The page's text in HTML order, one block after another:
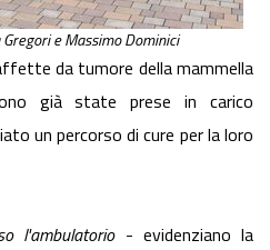
e Massimo Dominici
da tumore della mammella
già state prese in carico
un percorso di cure per la loro
l'ambulatorio- evidenziano la